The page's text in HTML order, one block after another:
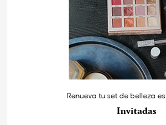
Renueva tu set de belleza
Invitadas